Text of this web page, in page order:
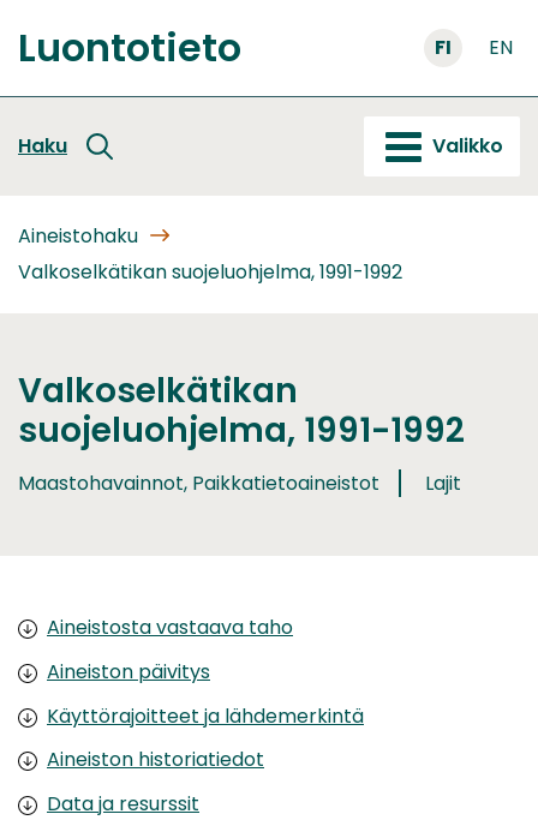
sisältöön
Etusivu
Luontotieto FI EN
Haku Valikko
Aineistohaku
Valkoselkätikan suojeluohjelma, 1991-1992
Valkoselkätikan
suojeluohjelma, 1991-1992
Maastohavainnot, Paikkatietoaineistot Lajit
Aineistosta vastaava taho
Aineiston päivitys
Käyttörajoitteet ja lähdemerkintä
Aineiston historiatiedot
Data ja resurssit